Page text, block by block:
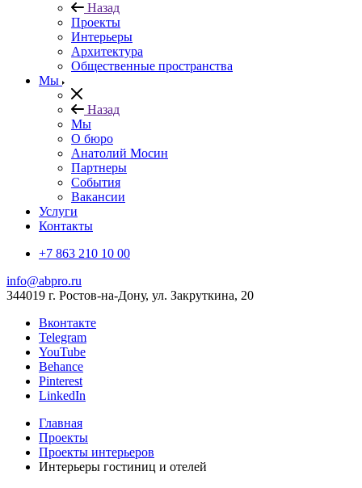
Назад
Проекты
Интерьеры
Архитектура
Общественные пространства
Мы
Назад
Мы
О бюро
Анатолий Мосин
Партнеры
События
Вакансии
Услуги
Контакты
+7 863 210 10 00
info@abpro.ru
344019 г. Ростов-на-Дону, ул. Закруткина, 20
Вконтакте
Telegram
YouTube
Behance
Pinterest
LinkedIn
Главная
Проекты
Проекты интерьеров
Интерьеры гостиниц и отелей